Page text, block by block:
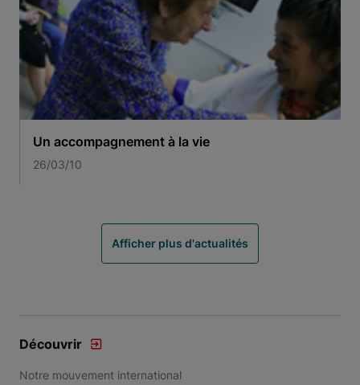
Un accompagnement à la vie
26/03/10
Afficher plus d'actualités
Découvrir
Notre mouvement international